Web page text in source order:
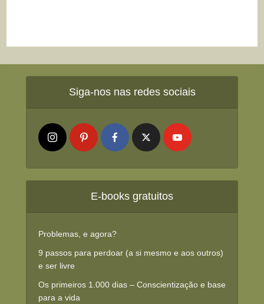
Siga-nos nas redes sociais
E-books gratuitos
Problemas, e agora?
9 passos para perdoar (a si mesmo e aos outros)
e ser livre
Os primeiros 1.000 dias – Conscientização e base
para a vida